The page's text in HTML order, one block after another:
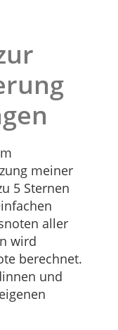
meiner
5 Sternen
aller
wird
berechnet.
und